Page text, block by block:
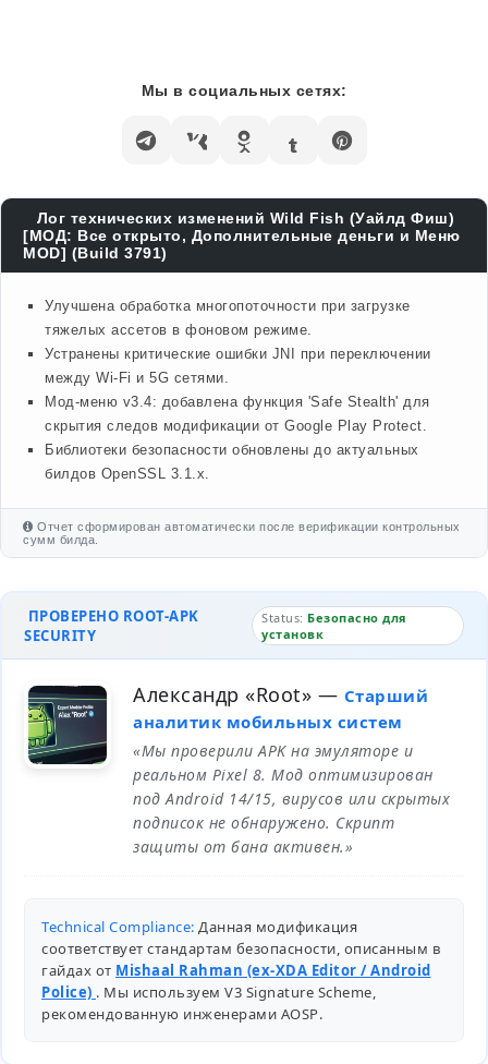
Мы в социальных сетях:
Лог технических изменений Wild Fish (Уайлд Фиш)
[МОД: Все открыто, Дополнительные деньги и Меню
MOD] (Build 3791)
Улучшена обработка многопоточности при загрузке
тяжелых ассетов в фоновом режиме.
Устранены критические ошибки JNI при переключении
между Wi-Fi и 5G сетями.
Мод-меню v3.4: добавлена функция 'Safe Stealth' для
скрытия следов модификации от Google Play Protect.
Библиотеки безопасности обновлены до актуальных
билдов OpenSSL 3.1.x.
Отчет сформирован автоматически после верификации контрольных
сумм билда.
ПРОВЕРЕНО ROOT-APK
SECURITY
Status: Безопасно для
установк
Александр «Root» — Старший
аналитик мобильных систем
«Мы проверили APK на эмуляторе и
реальном Pixel 8. Мод оптимизирован
под Android 14/15, вирусов или скрытых
подписок не обнаружено. Скрипт
защиты от бана активен.»
Technical Compliance: Данная модификация
соответствует стандартам безопасности, описанным в
гайдах от Mishaal Rahman (ex-XDA Editor / Android
Police) . Мы используем V3 Signature Scheme,
рекомендованную инженерами AOSP.